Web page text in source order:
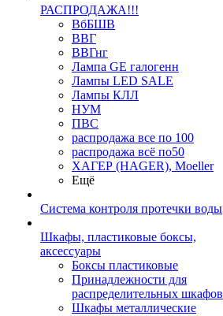
РАСПРОДАЖА!!!
ВбБШВ
ВВГ
ВВГнг
Лампа GE галогенн
Лампы LED SALE
Лампы КЛЛ
НУМ
ПВС
распродажа все по 100
распродажа всё по50
ХАГЕР (HAGER), Moeller
Ещё
Система контроля протечки воды
Шкафы, пластиковые боксы,
аксессуары
Боксы пластиковые
Принадлежности для
распределительных шкафов
Шкафы металлические